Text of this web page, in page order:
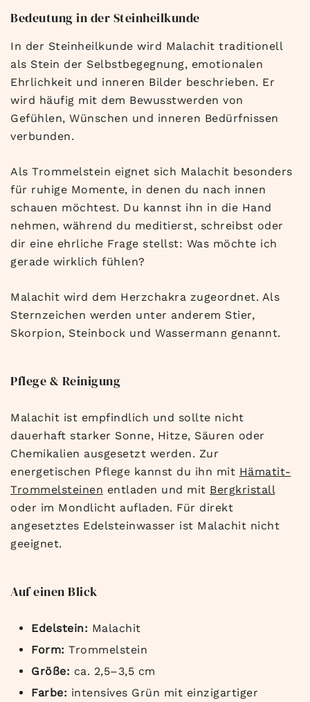
Bedeutung in der Steinheilkunde
In der Steinheilkunde wird Malachit traditionell
als Stein der Selbstbegegnung, emotionalen
Ehrlichkeit und inneren Bilder beschrieben. Er
wird häufig mit dem Bewusstwerden von
Gefühlen, Wünschen und inneren Bedürfnissen
verbunden.
Als Trommelstein eignet sich Malachit besonders
für ruhige Momente, in denen du nach innen
schauen möchtest. Du kannst ihn in die Hand
nehmen, während du meditierst, schreibst oder
dir eine ehrliche Frage stellst: Was möchte ich
gerade wirklich fühlen?
Malachit wird dem Herzchakra zugeordnet. Als
Sternzeichen werden unter anderem Stier,
Skorpion, Steinbock und Wassermann genannt.
Pflege & Reinigung
Malachit ist empfindlich und sollte nicht
dauerhaft starker Sonne, Hitze, Säuren oder
Chemikalien ausgesetzt werden. Zur
energetischen Pflege kannst du ihn mit Hämatit-
Trommelsteinen entladen und mit Bergkristall
oder im Mondlicht aufladen. Für direkt
angesetztes Edelsteinwasser ist Malachit nicht
geeignet.
Auf einen Blick
Edelstein: Malachit
Form: Trommelstein
Größe: ca. 2,5–3,5 cm
Farbe: intensives Grün mit einzigartiger